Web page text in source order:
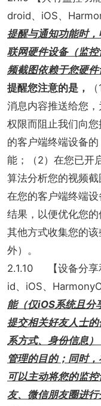
droid、iOS、
提醒与通知功能时
联网硬件设备（监
频截图依赖于您硬件
提醒您注意的是，
消息内容推送给您
权限而阻止我们向
的客户端终端设备
能；（2）在您已开
算法分析您的视频
在您的客户端终端
结果，以便优化您
其他方式收集您的
外）。
2.1.10 【设备分享
id、iOS、
能（仅iOS系统且分
提交相关好友人士
系方式、身份信息
管理的目的；同时
可以主动将您的监
友、微信朋友圈进